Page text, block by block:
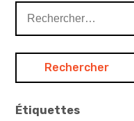
Étiquettes